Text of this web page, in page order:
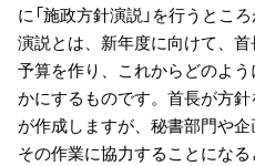
に「施政方針演説」を行うとこ
演説とは、新年度に向けて、
予算を作り、これからどのよ
かにするものです。首長が方
が作成しますが、秘書部門や
その作業に協力することになる